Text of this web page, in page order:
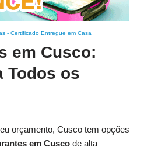
- Certificado Entregue em Casa
em Cusco:
Todos os
orçamento, Cusco tem opções
em Cusco de alta